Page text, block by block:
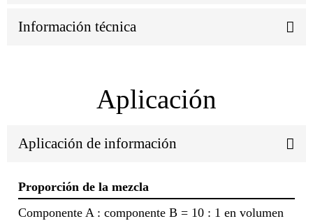
Información técnica
Aplicación
Aplicación de información
Proporción de la mezcla
Componente A : componente B = 10 : 1 en volumen